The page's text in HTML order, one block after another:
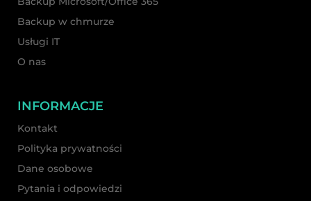
Backup w chmurze
Usługi IT
O nas
INFORMACJE
Kontakt
Polityka prywatności
Dane osobowe
Pytania i odpowiedzi